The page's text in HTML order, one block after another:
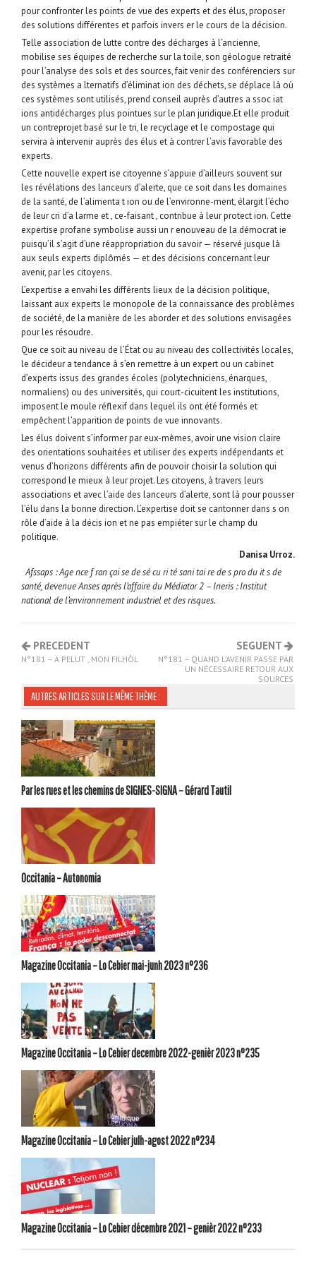
pour confronter les points de vue des experts et des élus, proposer
des solutions différentes et parfois invers er le cours de la décision.
Telle association de lutte contre des décharges à l’ancienne,
mobilise ses équipes de recherche sur la toile, son géologue retraité
pour l’analyse des sols et des sources, fait venir des conférenciers sur
des systèmes a lternatifs d’éliminat ion des déchets, se déplace là où
ces systèmes sont utilisés, prend conseil auprès d’autres a ssoc iat
ions antidécharges plus pointues sur le plan juridique.Et elle produit
un contreprojet basé sur le tri, le recyclage et le compostage qui
servira à intervenir auprès des élus et à contrer l’avis favorable des
experts.
Cette nouvelle expert ise citoyenne s’appuie d’ailleurs souvent sur
les révélations des lanceurs d’alerte, que ce soit dans les domaines
de la santé, de l’alimenta t ion ou de l’environne-ment, élargit l’écho
de leur cri d’a larme et , ce-faisant , contribue à leur protect ion. Cette
expertise profane symbolise aussi un r enouveau de la démocrat ie
puisqu’il s’agit d’une réappropriation du savoir — réservé jusque là
aux seuls experts diplômés — et des décisions concernant leur
avenir, par les citoyens.
L’expertise a envahi les différents lieux de la décision politique,
laissant aux experts le monopole de la connaissance des problèmes
de société, de la manière de les aborder et des solutions envisagées
pour les résoudre.
Que ce soit au niveau de l’État ou au niveau des collectivités locales,
le décideur a tendance à s’en remettre à un expert ou un cabinet
d’experts issus des grandes écoles (polytechniciens, énarques,
normaliens) ou des universités, qui court-cicuitent les institutions,
imposent le moule réflexif dans lequel ils ont été formés et
empêchent l’apparition de points de vue innovants.
Les élus doivent s’informer par eux-mêmes, avoir une vision claire
des orientations souhaitées et utiliser des experts indépendants et
venus d’horizons différents afin de pouvoir choisir la solution qui
correspond le mieux à leur projet. Les citoyens, à travers leurs
associations et avec l’aide des lanceurs d’alerte, sont là pour pousser
l’élu dans la bonne direction. L’expertise doit se cantonner dans s on
rôle d’aide à la décis ion et ne pas empiéter sur le champ du
politique.
Danisa Urroz.
Afssaps : Age nce f ran çai se de sé cu ri té sani tai re de s pro du it s de
santé, devenue Anses après l’affaire du Médiator 2 – Ineris : Institut
national de l’environnement industriel et des risques.
PRECEDENT
N°181 – A PELUT , MON FILHÒL
SEGUENT
N°181 – QUAND L’AVENIR PASSE PAR
UN NÉCESSAIRE RETOUR AUX
SOURCES
AUTRES ARTICLES SUR LE MÊME THÈME :
Par les rues et les chemins de SIGNES-SIGNA – Gérard Tautil
Occitania – Autonomia
Magazine Occitania – Lo Cebier mai-junh 2023 n°236
Magazine Occitania – Lo Cebier decembre 2022-genièr 2023 n°235
Magazine Occitania – Lo Cebier julh-agost 2022 n°234
Magazine Occitania – Lo Cebier décembre 2021 – genièr 2022 n°233